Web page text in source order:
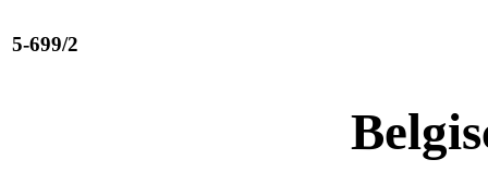
5-699/2